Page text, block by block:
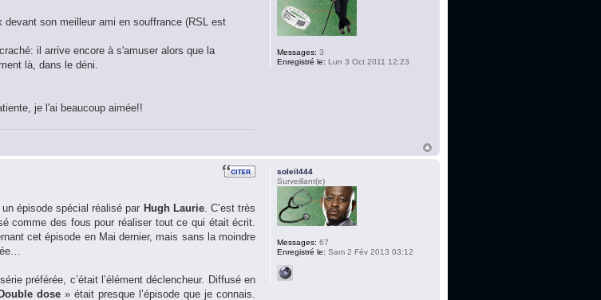
son meilleur ami en souffrance (RSL est
il arrive encore à s'amuser alors que la
là, dans le déni.
je l'ai beaucoup aimée!!
Messages: 3
Enregistré le: Lun 3 Oct 2011 12:23
, un épisode spécial réalisé par Hugh Laurie. C’est très
comme des fous pour réaliser tout ce qui était écrit.
cet épisode en Mai dernier, mais sans la moindre
préférée, c’était l’élément déclencheur. Diffusé en
dose » était presque l’épisode que je connais.
soleil444
Surveillant(e)
Messages: 67
Enregistré le: Sam 2 Fév 2013 03:12